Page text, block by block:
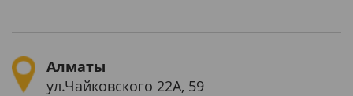
Алматы
ул.Чайковского 22А, 59